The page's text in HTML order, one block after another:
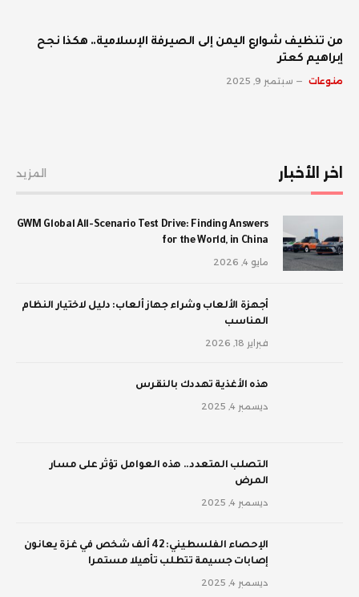
من تنظيف شوارع اليمن إلى الصيرفة الإسلامية.. هكذا نجح
إبراهيم كعتر
منوعات سبتمبر 9, 2025
اخر الأخبار المزيد
GWM Global All-Scenario Test Drive: Finding Answers
for the World, in China
مايو 4, 2026
أجهزة الألعاب وشراء جهاز ألعاب: دليل لاختيار النظام
المناسب
فبراير 18, 2026
‫هذه الأغذية تهددك بالنقرس
ديسمبر 4, 2025
‫التصلب المتعدد.. هذه العوامل تؤثر على مسار
المرض
ديسمبر 4, 2025
الإحصاء الفلسطيني: 42 ألف شخص في غزة يعانون
إصابات جسيمة تتطلب تأهيلا مستمرا
ديسمبر 4, 2025